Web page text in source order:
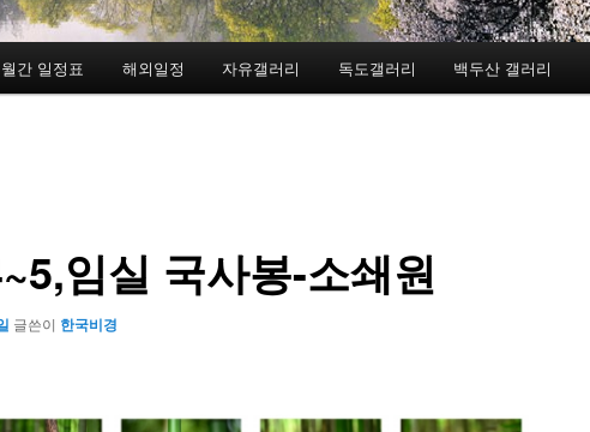
월간 일정표 해외일정 자유갤러리 독도갤러리 백두산 갤러리
임실 국사봉-소쇄원
글쓴이 한국비경